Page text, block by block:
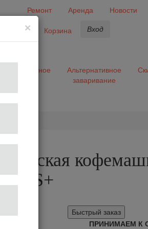
Ремонт Аренда Новости
Корзина Вход
Разное
Альтернативное
заваривание
S+
Быстрый заказ
ПРИНИМАЕМ К
×